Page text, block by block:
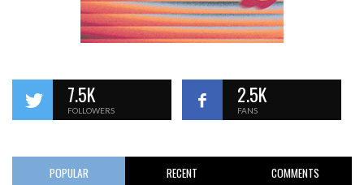
7.5K
FOLLOWERS
2.5K
FANS
POPULAR RECENT COMMENTS